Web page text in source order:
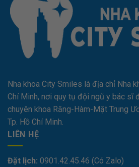
Nha khoa City Smiles là địa chỉ Nha
Chí Minh, nơi quy tụ đội ngũ y bác sĩ
chuyên khoa Răng-Hàm-Mặt Trung
Tp. Hồ Chí Minh.
LIÊN HỆ
Đặt lịch: 0901.42.45.46 (Có Zalo)